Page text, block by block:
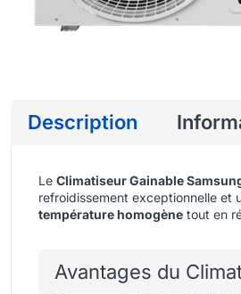
Description
Le Climatiseur Gainable
refroidissement exceptionnelle et
température homogène tout en
Avantages du